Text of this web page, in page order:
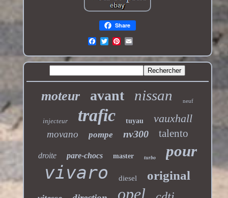
Share
moteur avant nissan neuf
injecteur trafic tuyau vauxhall
movano pompe nv300 talento
droite pare-chocs master turbo pour
vivaro diesel original
opel